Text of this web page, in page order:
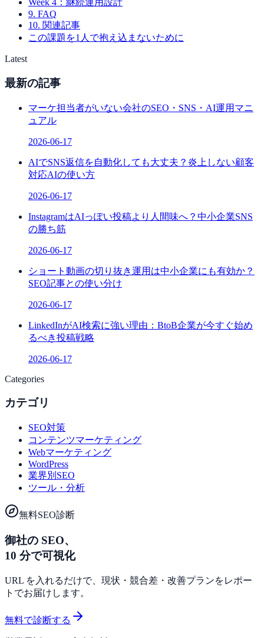
Week 4：継続運用設計
9. FAQ
10. 関連記事
この課題を1人で抱え込まないために
Latest
最新の記事
マーケ担当者がいない会社のSEO・SNS・AI運用マニ
ュアル
2026-06-17
AIでSNS返信を自動化しても大丈夫？炎上しない顧客
対応AIの使い方
2026-06-17
InstagramはAIっぽい投稿より人間味へ？中小企業SNS
の勝ち筋
2026-06-17
ショート動画の切り抜き運用は中小企業にも有効か？
SEO記事との使い分け
2026-06-17
LinkedInがAI検索に強い理由：BtoB企業が今すぐ始め
るべき投稿戦略
2026-06-17
Categories
カテゴリ
SEO対策
コンテンツマーケティング
Webマーケティング
WordPress
業界別SEO
ツール・分析
無料SEO診断
御社の SEO、
10 分で可視化
URL を入れるだけで、現状・競合差・改善プランをレポー
トでお届けします。
無料で診断する